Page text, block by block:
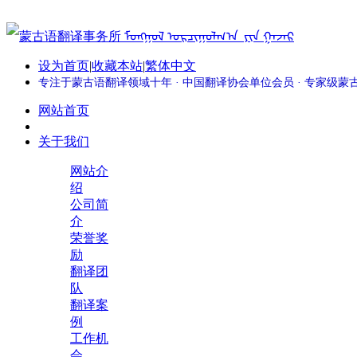
设为首页|收藏本站|繁体中文
专注于蒙古语翻译领域十年 · 中国翻译协会单位会员 · 专家级蒙
网站首页
关于我们
网站介
绍
公司简
介
荣誉奖
励
翻译团
队
翻译案
例
工作机